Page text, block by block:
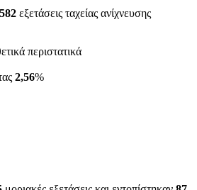
εξετάσεις ταχείας ανίχνευσης
περιστατικά
2,56%